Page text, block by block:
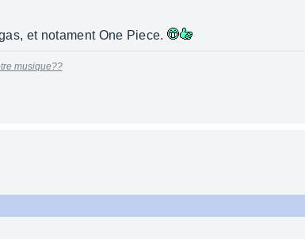
et notament One Piece.
musique??